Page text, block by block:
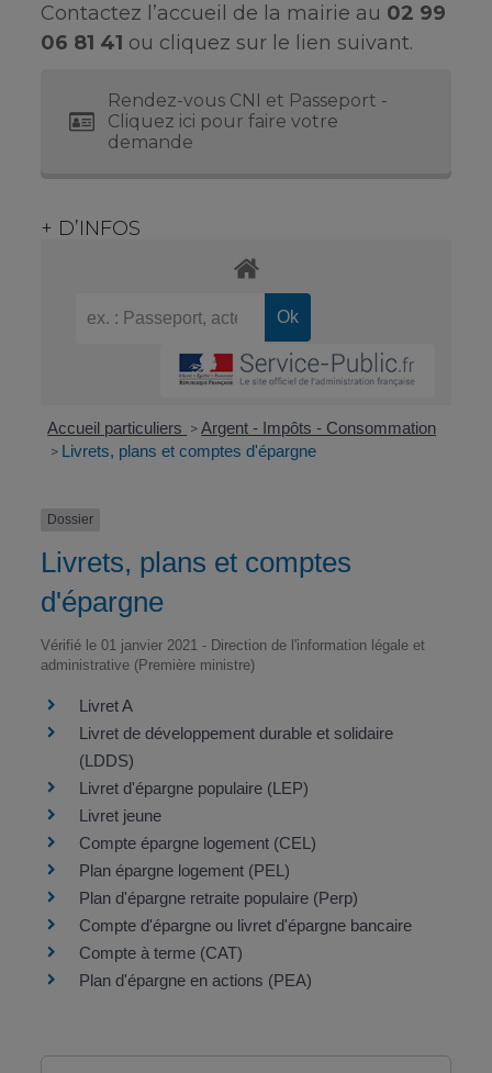
Contactez l’accueil de la mairie au 02 99
06 81 41 ou cliquez sur le lien suivant.
Rendez-vous CNI et Passeport -
Cliquez ici pour faire votre
demande
+ D’INFOS
Accueil particuliers > Argent - Impôts - Consommation
> Livrets, plans et comptes d'épargne
Dossier
Livrets, plans et comptes
d'épargne
Vérifié le 01 janvier 2021 - Direction de l'information légale et
administrative (Première ministre)
Livret A
Livret de développement durable et solidaire
(LDDS)
Livret d'épargne populaire (LEP)
Livret jeune
Compte épargne logement (CEL)
Plan épargne logement (PEL)
Plan d'épargne retraite populaire (Perp)
Compte d'épargne ou livret d'épargne bancaire
Compte à terme (CAT)
Plan d'épargne en actions (PEA)